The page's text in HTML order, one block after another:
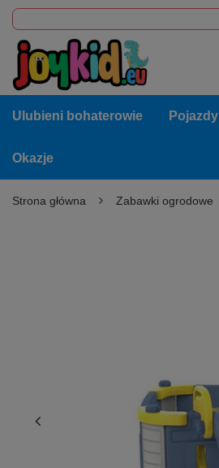
Ulubieni bohaterowie Pojazdy
Okazje
Strona główna Zabawki ogrodowe